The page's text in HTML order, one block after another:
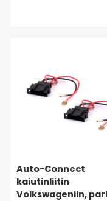
Auto-Connect
kaiutinliitin
Volkswageniin, pari